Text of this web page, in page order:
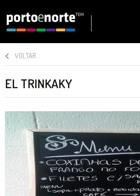
VOLTAR
EL TRINKAKY